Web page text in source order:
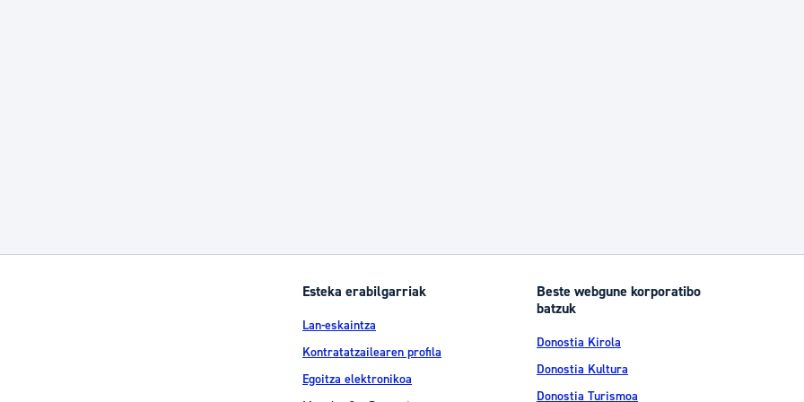
Esteka erabilgarriak
Lan-eskaintza
Kontratatzailearen profila
Egoitza elektronikoa
Beste webgune korporatibo
batzuk
Donostia Kirola
Donostia Kultura
Donostia Turismoa